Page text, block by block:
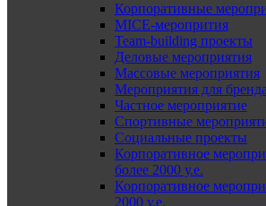
Корпоративные
MICE-меропрития
Team-building проекты
Деловые мероприятия
Массовые мероприятия
Мероприятия для бренда
Частное мероприятие
Спортивные
Социальные проекты
Корпоративное
более 2000 у.е.
Корпоративное
2000 у.е.